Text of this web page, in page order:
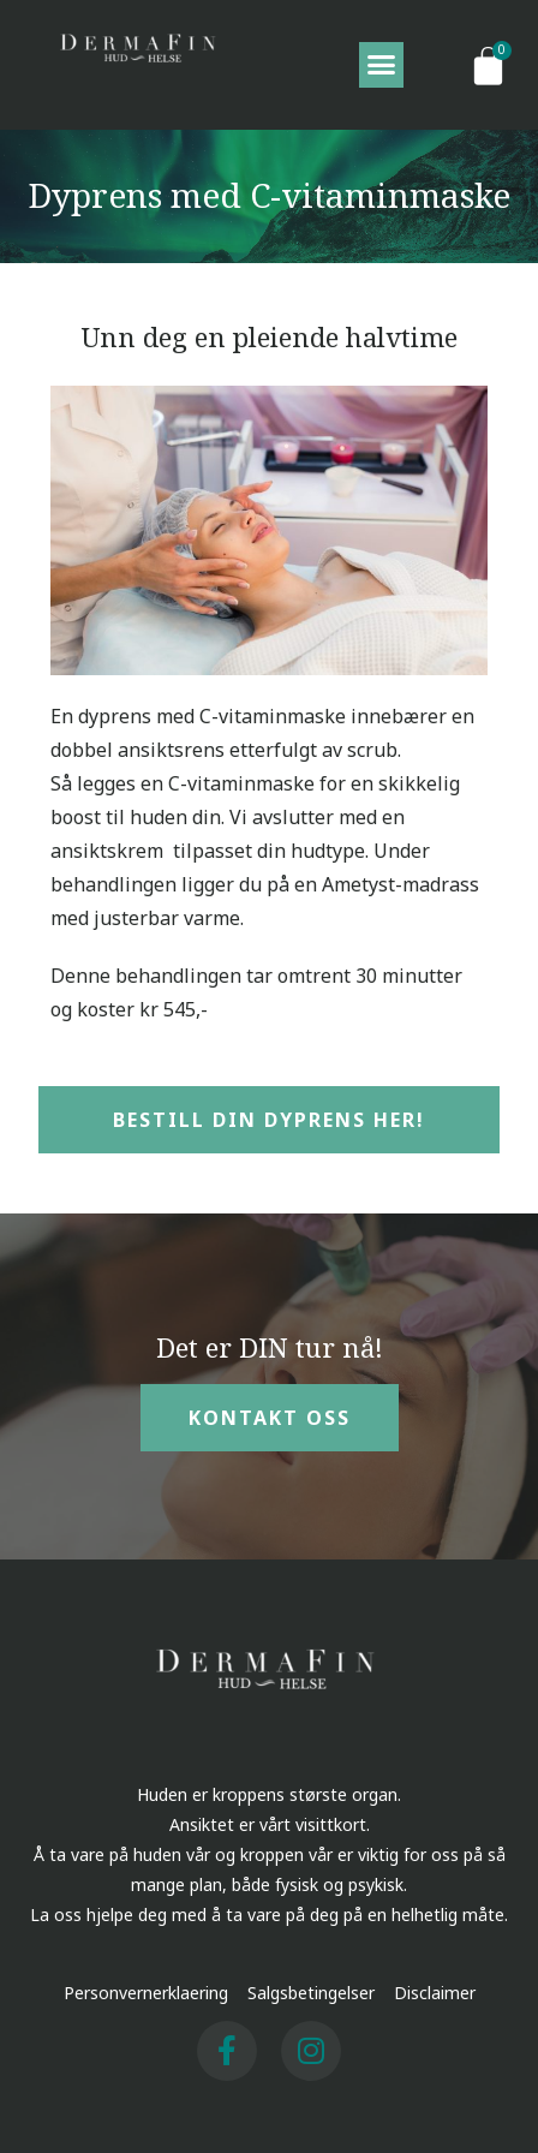
Dyprens med C-vitaminmaske
Unn deg en pleiende halvtime
En dyprens med C-vitaminmaske innebærer en
dobbel ansiktsrens etterfulgt av scrub.
Så legges en C-vitaminmaske for en skikkelig
boost til huden din. Vi avslutter med en
ansiktskrem tilpasset din hudtype. Under
behandlingen ligger du på en Ametyst-madrass
med justerbar varme.
Denne behandlingen tar omtrent 30 minutter
og koster kr 545,-
BESTILL DIN DYPRENS HER!
Det er DIN tur nå!
KONTAKT OSS
Huden er kroppens største organ.
Ansiktet er vårt visittkort.
Å ta vare på huden vår og kroppen vår er viktig for oss på så
mange plan, både fysisk og psykisk.
La oss hjelpe deg med å ta vare på deg på en helhetlig måte.
Personvernerklaering Salgsbetingelser Disclaimer